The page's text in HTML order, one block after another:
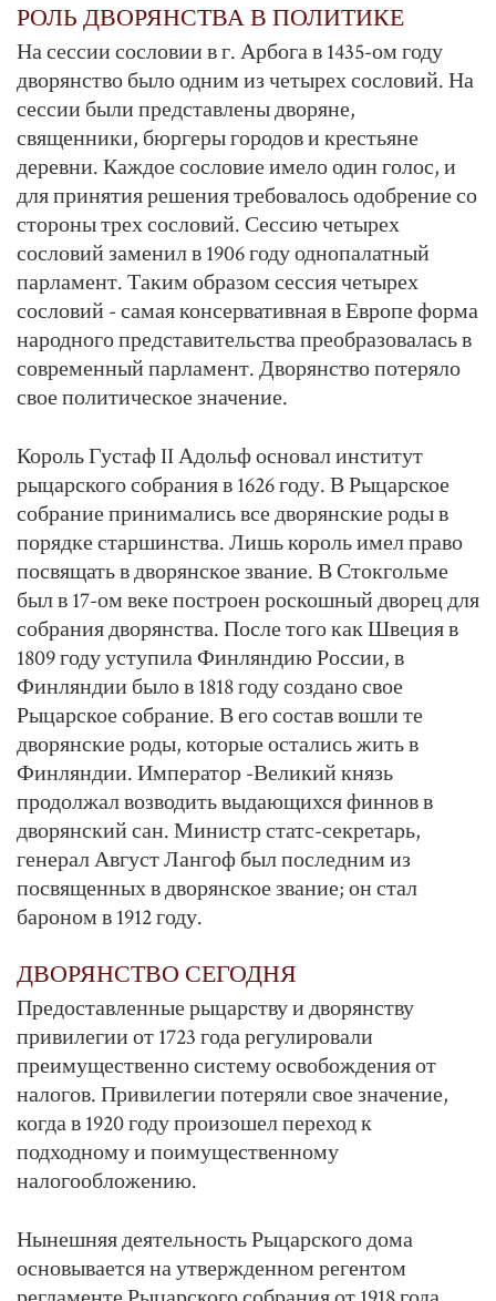
РОЛЬ ДВОРЯНСТВА В ПОЛИТИКЕ
На сессии сословии в г. Арбога в 1435-ом году
дворянство было одним из четырех сословий. На
сессии были представлены дворяне,
священники, бюргеры городов и крестьяне
деревни. Каждое сословие имело один голос, и
для принятия решения требовалось одобрение со
стороны трех сословий. Сессию четырех
сословий заменил в 1906 году однопалатный
парламент. Таким образом сессия четырех
сословий - самая консервативная в Европе форма
народного представительства преобразовалась в
современный парламент. Дворянство потеряло
свое политическое значение.
Король Густаф II Адольф основал институт
рыцарского собрания в 1626 году. В Рыцарское
собрание принимались все дворянские роды в
порядке старшинства. Лишь король имел право
посвящать в дворянское звание. В Стокгольме
был в 17-ом веке построен роскошный дворец для
собрания дворянства. После того как Швеция в
1809 году уступила Финляндию России, в
Финляндии было в 1818 году создано свое
Рыцарское собрание. В его состав вошли те
дворянские роды, которые остались жить в
Финляндии. Император -Великий князь
продолжал возводить выдающихся финнов в
дворянский сан. Министр статс-секретарь,
генерал Август Лангоф был последним из
посвященных в дворянское звание; он стал
бароном в 1912 году.
ДВОРЯНСТВО СЕГОДНЯ
Предоставленные рыцарству и дворянству
привилегии от 1723 года регулировали
преимущественно систему освобождения от
налогов. Привилегии потеряли свое значение,
когда в 1920 году произошел переход к
подходному и поимущественному
налогообложению.
Нынешняя деятельность Рыцарского дома
основывается на утвержденном регентом